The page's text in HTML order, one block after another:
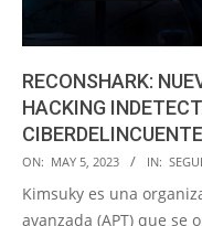
RECONSHARK:
HACKING
2023-
05-
05
ON: MAY 5, 2023 IN:
Kimsuky es una
avanzada (APT) que se